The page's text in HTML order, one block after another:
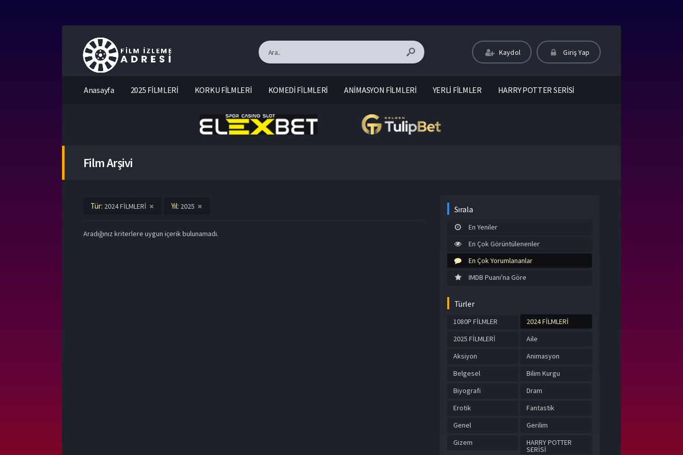
Kaydol Giriş Yap
Anasayfa 2025 FİLMLERİ KORKU FİLMLERİ KOMEDİ FİLMLERİ ANİMASYON FİLMLERİ YERLİ FİLMLER HARRY POTTER SERİSİ
Film Arşivi
Tür: 2024 FİLMLERİ Yıl: 2025
Aradığınız kriterlere uygun içerik bulunamadı.
Sırala
En Yeniler
En Çok Görüntülenenler
En Çok Yorumlananlar
IMDB Puanı'na Göre
Türler
1080P FİLMLER
2024 FİLMLERİ
2025 FİLMLERİ
Aile
Aksiyon
Animasyon
Belgesel
Bilim Kurgu
Biyografi
Dram
Erotik
Fantastik
Genel
Gerilim
Gizem
HARRY POTTER
SERİSİ